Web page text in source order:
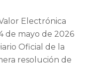
Electrónica
de mayo de 2026
Oficial de la
resolución de